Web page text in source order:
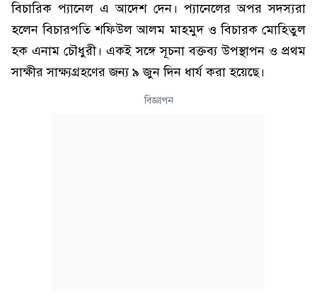
বিচারিক প্যানেল এ আদেশ দেন। প্যানেলের অপর সদস্যরা
হলেন বিচারপতি শফিউল আলম মাহমুদ ও বিচারক মোহিতুল
হক এনাম চৌধুরী। একই সঙ্গে সূচনা বক্তব্য উপস্থাপন ও প্রথম
সাক্ষীর সাক্ষ্যগ্রহণের জন্য ৯ জুন দিন ধার্য করা হয়েছে।
বিজ্ঞাপন